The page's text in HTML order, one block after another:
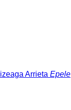
ArrietaEpele